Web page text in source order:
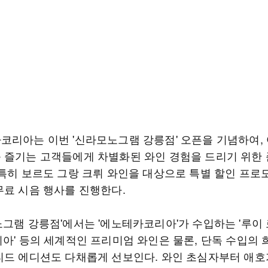
리아는 이번 '신라모노그램 강릉점' 오픈을 기념하여,
즐기는 고객들에게 차별화된 와인 경험을 드리기 위한
히 보르도 그랑 크뤼 와인을 대상으로 특별 할인 프로
료 시음 행사를 진행한다.
램 강릉점'에서는 '에노테카코리아'가 수입하는 '루이
' 등의 세계적인 프리미엄 와인은 물론, 단독 수입의
드 에디션도 다채롭게 선보인다. 와인 초심자부터 애